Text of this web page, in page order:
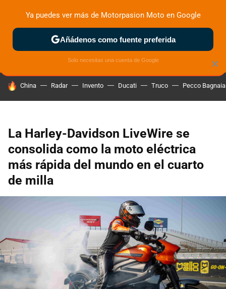
ZONA DE PRUEBAS DEPORTIVAS MOTOS ELÉCTRICAS
HOY SE HABLA DE
China Radar Invento Ducati Truco Pecco Bagnaia
La Harley-Davidson LiveWire se
consolida como la moto eléctrica
más rápida del mundo en el cuarto
de milla
×
Ya puedes ver más de Motorpasion Moto en Google
Añádenos como fuente preferida
Solo necesitas una cuenta de Google